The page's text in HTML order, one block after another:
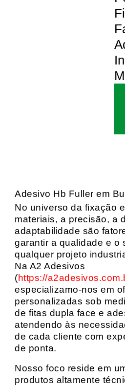
Adesivo Hb Fuller em
No universo da fixação
materiais, a precisão, a
adaptabilidade são
garantir a qualidade e o
qualquer projeto
Na A2 Adesivos
(https://
especializamo-nos em
personalizadas sob
de fitas dupla face e
atendendo às
de cada cliente com
de ponta.
Nosso foco reside em
produtos altamente